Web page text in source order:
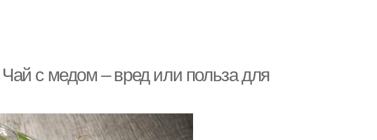
с медом – вред или польза для